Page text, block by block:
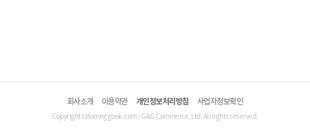
회사소개 이용약관 개인정보처리방침 사업자정보확인
Copyright©domeggook.com / G&G Commerce, Ltd. All rights reserved.